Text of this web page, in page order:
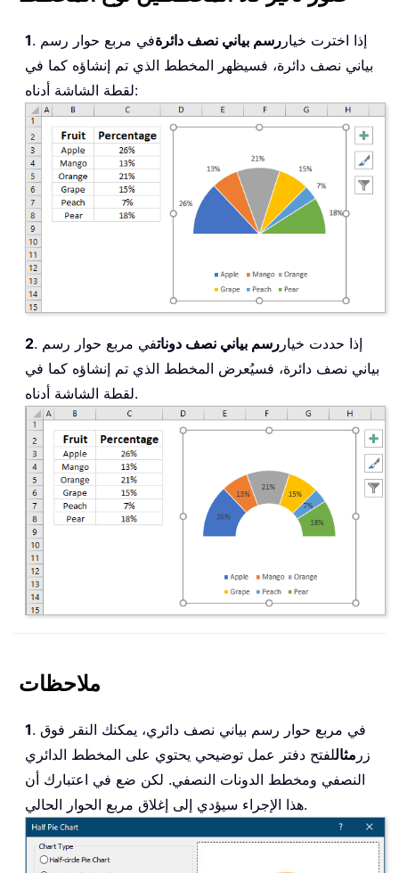
1 . إذا اخترت خيار رسم بياني نصف دائرةفي مربع حوار رسم
بياني نصف دائرة، فسيظهر المخطط الذي تم إنشاؤه كما في
لقطة الشاشة أدناه:
2 . إذا حددت خيار رسم بياني نصف دوناتفي مربع حوار رسم
بياني نصف دائرة، فسيُعرض المخطط الذي تم إنشاؤه كما في
لقطة الشاشة أدناه.
ملاحظات
1. في مربع حوار رسم بياني نصف دائري، يمكنك النقر فوق
زر مثاللفتح دفتر عمل توضيحي يحتوي على المخطط الدائري
النصفي ومخطط الدونات النصفي. لكن ضع في اعتبارك أن
هذا الإجراء سيؤدي إلى إغلاق مربع الحوار الحالي.